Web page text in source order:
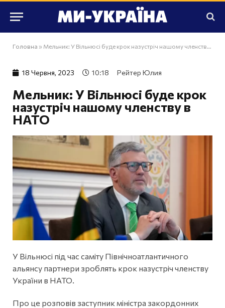
Головна » Мельник: У Вільнюсі буде крок назустріч нашому членству в НАТО
18 Червня, 2023 10:18 Рейтер Юлия
Мельник: У Вільнюсі буде крок
назустріч нашому членству в
НАТО
У Вільнюсі під час саміту Північноатлантичного
альянсу партнери зроблять крок назустріч членству
України в НАТО.
Про це розповів заступник міністра закордонних